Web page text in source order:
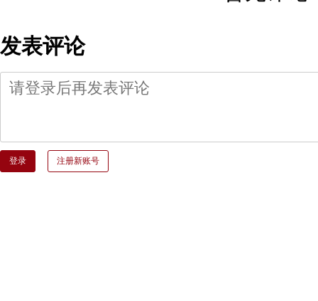
发表评论
登录 注册新账号